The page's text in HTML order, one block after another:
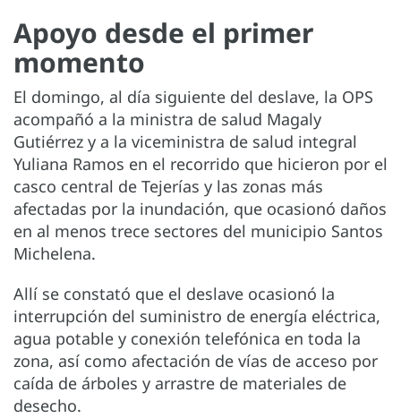
Apoyo desde el primer
momento
El domingo, al día siguiente del deslave, la OPS
acompañó a la ministra de salud Magaly
Gutiérrez y a la viceministra de salud integral
Yuliana Ramos en el recorrido que hicieron por el
casco central de Tejerías y las zonas más
afectadas por la inundación, que ocasionó daños
en al menos trece sectores del municipio Santos
Michelena.
Allí se constató que el deslave ocasionó la
interrupción del suministro de energía eléctrica,
agua potable y conexión telefónica en toda la
zona, así como afectación de vías de acceso por
caída de árboles y arrastre de materiales de
desecho.